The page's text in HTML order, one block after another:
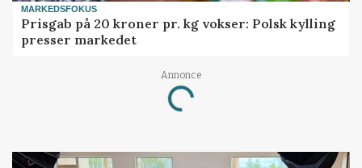
MARKEDSFOKUS
Prisgab på 20 kroner pr. kg vokser: Polsk kylling
presser markedet
Annonce
Loading...